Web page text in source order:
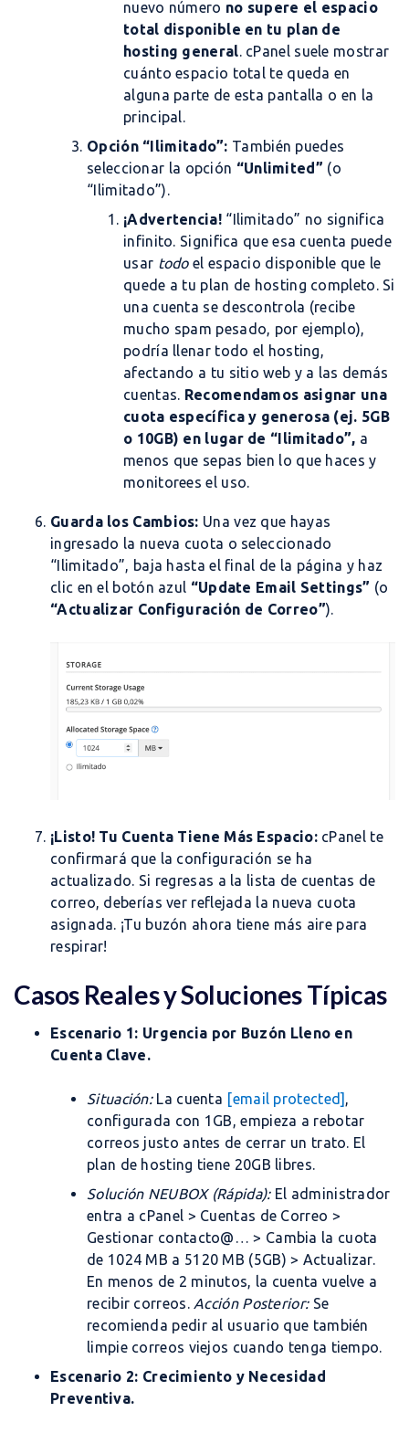
nuevo número no supere el espacio
total disponible en tu plan de
hosting general. cPanel suele mostrar
cuánto espacio total te queda en
alguna parte de esta pantalla o en la
principal.
Opción “Ilimitado”: También puedes
seleccionar la opción “Unlimited” (o
“Ilimitado”).
¡Advertencia!“Ilimitado” no significa
infinito. Significa que esa cuenta puede
usar todoel espacio disponible que le
quede a tu plan de hosting completo. Si
una cuenta se descontrola (recibe
mucho spam pesado, por ejemplo),
podría llenar todo el hosting,
afectando a tu sitio web y a las demás
cuentas. Recomendamos asignar una
cuota específica y generosa (ej. 5GB
o 10GB) en lugar de “Ilimitado”, a
menos que sepas bien lo que haces y
monitorees el uso.
Guarda los Cambios: Una vez que hayas
ingresado la nueva cuota o seleccionado
“Ilimitado”, baja hasta el final de la página y haz
clic en el botón azul “Update Email Settings” (o
“Actualizar Configuración de Correo”).
¡Listo! Tu Cuenta Tiene Más Espacio:cPanel te
confirmará que la configuración se ha
actualizado. Si regresas a la lista de cuentas de
correo, deberías ver reflejada la nueva cuota
asignada. ¡Tu buzón ahora tiene más aire para
respirar!
Casos Reales y Soluciones Típicas
Escenario 1: Urgencia por Buzón Lleno en
Cuenta Clave.
Situación:La cuenta [email protected] ,
configurada con 1GB, empieza a rebotar
correos justo antes de cerrar un trato. El
plan de hosting tiene 20GB libres.
Solución NEUBOX (Rápida):El administrador
entra a cPanel > Cuentas de Correo >
Gestionar contacto@… > Cambia la cuota
de 1024 MB a 5120 MB (5GB) > Actualizar.
En menos de 2 minutos, la cuenta vuelve a
recibir correos. Acción Posterior:Se
recomienda pedir al usuario que también
limpie correos viejos cuando tenga tiempo.
Escenario 2: Crecimiento y Necesidad
Preventiva.